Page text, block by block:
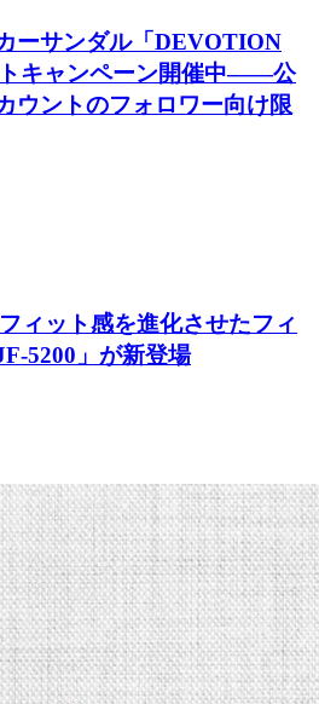
ーサンダル「DEVOTION
キャンペーン開催中――公
ウントのフォロワー向け限
ィット感を進化させたフィ
5200」が新登場